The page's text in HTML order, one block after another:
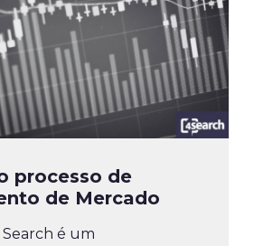
processo de
de Mercado
é um